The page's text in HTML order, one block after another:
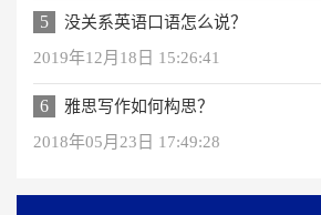
5
没关系英语口语怎么说？
2019年12月18日 15:26:41
6
雅思写作如何构思？
2018年05月23日 17:49:28